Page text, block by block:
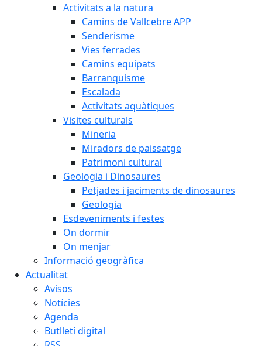
Activitats a la natura
Camins de Vallcebre APP
Senderisme
Vies ferrades
Camins equipats
Barranquisme
Escalada
Activitats aquàtiques
Visites culturals
Mineria
Miradors de paissatge
Patrimoni cultural
Geologia i Dinosaures
Petjades i jaciments de dinosaures
Geologia
Esdeveniments i festes
On dormir
On menjar
Informació geogràfica
Actualitat
Avisos
Notícies
Agenda
Butlletí digital